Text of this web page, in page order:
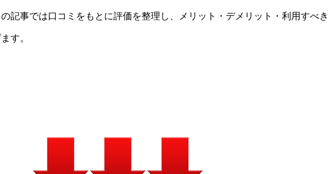
記事では口コミをもとに評価を整理し、メリット・デメリット・利用すべき
す。